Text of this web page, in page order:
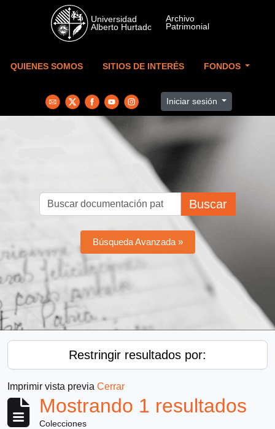
Skip to main content
QUIENES SOMOS SITIOS DE INTERÉS FONDOS
Iniciar sesión
Buscar
Búsqueda Avanzada »
Restringir resultados por:
Imprimir vista previa Cerrar
Mostrando 1 resultados
Colecciones